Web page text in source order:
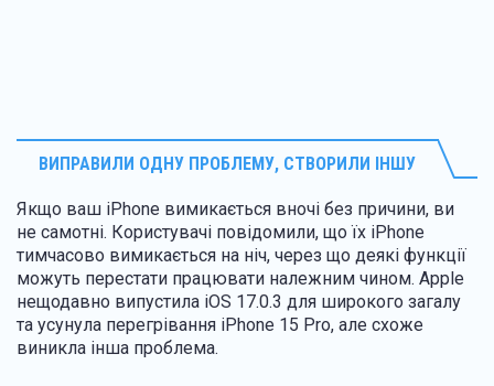
ВИПРАВИЛИ ОДНУ ПРОБЛЕМУ, СТВОРИЛИ ІНШУ
Якщо ваш iPhone вимикається вночі без причини, ви
не самотні. Користувачі повідомили, що їх iPhone
тимчасово вимикається на ніч, через що деякі функції
можуть перестати працювати належним чином. Apple
нещодавно випустила iOS 17.0.3 для широкого загалу
та усунула перегрівання iPhone 15 Pro, але схоже
виникла інша проблема.